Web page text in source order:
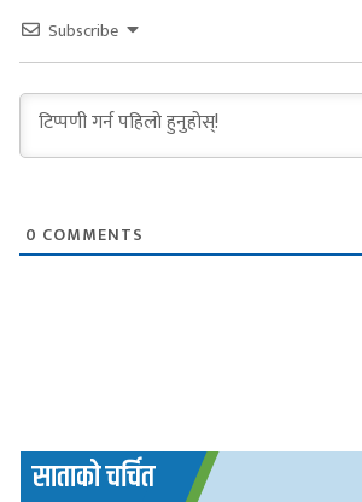
Subscribe
0 COMMENTS
साताको चर्चित